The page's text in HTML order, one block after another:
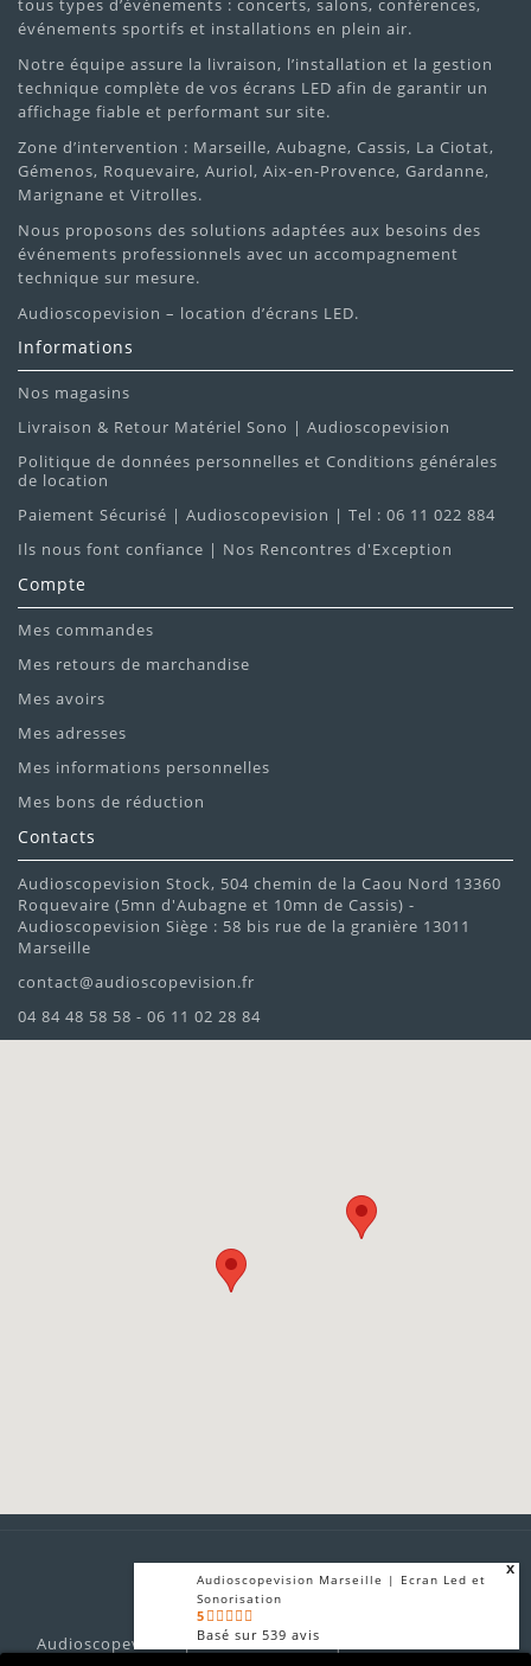
tous types d’événements : concerts, salons, conférences,
événements sportifs et installations en plein air.
Notre équipe assure la livraison, l’installation et la gestion
technique complète de vos écrans LED afin de garantir un
affichage fiable et performant sur site.
Zone d’intervention : Marseille, Aubagne, Cassis, La Ciotat,
Gémenos, Roquevaire, Auriol, Aix-en-Provence, Gardanne,
Marignane et Vitrolles.
Nous proposons des solutions adaptées aux besoins des
événements professionnels avec un accompagnement
technique sur mesure.
Audioscopevision – location d’écrans LED.
Informations
Nos magasins
Livraison & Retour Matériel Sono | Audioscopevision
Politique de données personnelles et Conditions générales
de location
Paiement Sécurisé | Audioscopevision | Tel : 06 11 022 884
Ils nous font confiance | Nos Rencontres d'Exception
Compte
Mes commandes
Mes retours de marchandise
Mes avoirs
Mes adresses
Mes informations personnelles
Mes bons de réduction
Contacts
Audioscopevision Stock, 504 chemin de la Caou Nord 13360
Roquevaire (5mn d'Aubagne et 10mn de Cassis) -
Audioscopevision Siège : 58 bis rue de la granière 13011
Marseille
contact@audioscopevision.fr
04 84 48 58 58 - 06 11 02 28 84
Audioscopevision Marseille | Ecran Led et
Sonorisation
5
Basé sur539 avis
x
Audioscopevision prestataire technique audiovisuel son